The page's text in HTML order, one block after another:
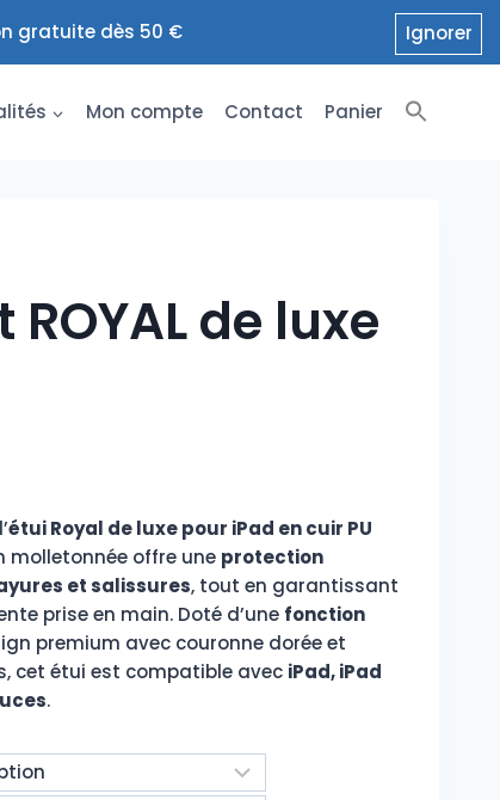
gratuite dès 50 € Ignorer
Mon compte Contact Panier
de luxe
étui Royal de luxe pour iPad en cuir PU
molletonnée offre une protection
et salissures, tout en garantissant
prise en main. Doté d’une fonction
premium avec couronne dorée et
cet étui est compatible avec iPad, iPad
.